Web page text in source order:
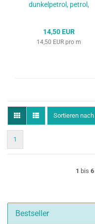
dunkelpetrol, petrol,
14,50 EUR
14,50 EUR pro m
Sortieren nach
Sortieren nach
1
1 bis 6
Bestseller